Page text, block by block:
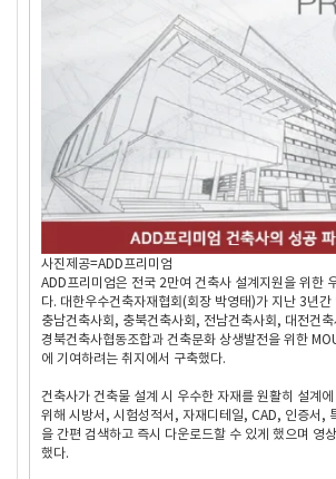
사진제공=ADD프리미엄
ADD프리미엄은 전국 2만여 건축사 설계지원을 위한
다. 대한우수건축자재협회(회장 박영태)가 지난 3년
충남건축사회, 충북건축사회, 전남건축사회, 대전건
경북건축사협동조합과 건축문화 상생발전을 위한
에 기여하려는 취지에서 구축했다.
건축사가 건축물 설계 시 우수한 자재를 원활히 설계
위해 시방서, 시험성적서, 자재디테일, CAD, 인증서,
을 간편 검색하고 즉시 다운로드할 수 있게 했으며 영
했다.